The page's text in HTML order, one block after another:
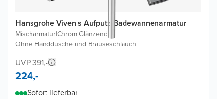
Hansgrohe Vivenis Aufputz-Badewannenarmatur
Mischarmatur|Chrom Glänzend|
Ohne Handdusche und Brauseschlauch
UVP 391,-
224,-
Sofort lieferbar